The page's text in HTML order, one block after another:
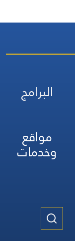
البرامج
مواقع
وخدمات